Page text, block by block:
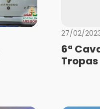
27/02/
6ª
Tropas